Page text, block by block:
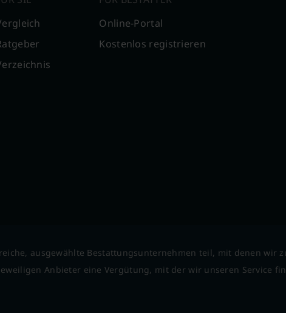
Online-Portal
Kostenlos registrieren
ausgewählte Bestattungsunternehmen teil, mit denen wir
Anbieter eine Vergütung, mit der wir unseren Service